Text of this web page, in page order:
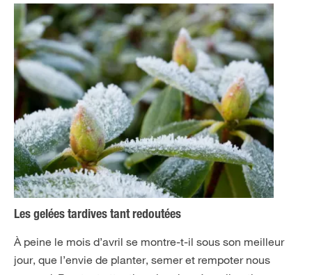
Les gelées tardives tant redoutées
À peine le mois d’avril se montre-t-il sous son meilleur
jour, que l’envie de planter, semer et rempoter nous